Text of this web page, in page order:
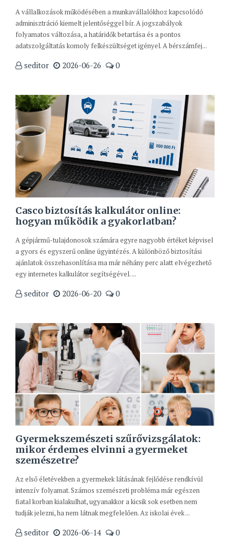
A vállalkozások működésében a munkavállalókhoz kapcsolódó
adminisztráció kiemelt jelentőséggel bír. A jogszabályok
folyamatos változása, a határidők betartása és a pontos
adatszolgáltatás komoly felkészültséget igényel. A bérszámfej...
seditor 2026-06-26 0
Casco biztosítás kalkulátor online:
hogyan működik a gyakorlatban?
A gépjármű-tulajdonosok számára egyre nagyobb értéket képvisel
a gyors és egyszerű online ügyintézés. A különböző biztosítási
ajánlatok összehasonlítása ma már néhány perc alatt elvégezhető
egy internetes kalkulátor segítségével. ...
seditor 2026-06-20 0
Gyermekszemészeti szűrővizsgálatok:
mikor érdemes elvinni a gyermeket
szemészetre?
Az első életévekben a gyermekek látásának fejlődése rendkívül
intenzív folyamat. Számos szemészeti probléma már egészen
fiatal korban kialakulhat, ugyanakkor a kicsik sok esetben nem
tudják jelezni, ha nem látnak megfelelően. Az iskolai évek ...
seditor 2026-06-14 0